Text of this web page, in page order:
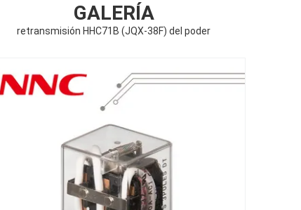
GALERÍA
retransmisión HHC71B (JQX-38F) del poder